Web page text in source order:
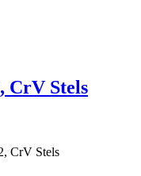
CrV Stels
CrV Stels